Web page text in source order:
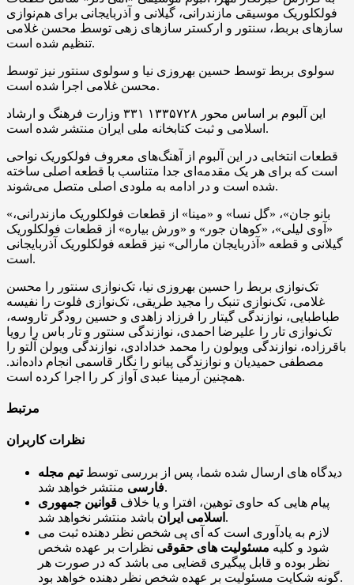
فولکلوریک موسیقی مازندرانی، گیلانی و آذربایجانی برای هم‌نوازی
سازهای بربط، سنتور و ارکستر سازهای زهی توسط محسن غلامی
تنظیم شده است.
سولوی بربط توسط حسین بهروزی نیا و سولوی سنتور نیز توسط
محسن غلامی اجرا شده است.
این آلبوم بر اساس محور ۱۳۳۵۷۲۸ ۳۳۱ وزارت فرهنگ و ارشاد
اسلامی و ثبت کتابخانه ملی ایران منتشر شده است.
قطعات انتخابی در این آلبوم از آهنگ‌های معروف فولکوریک نواحی
است که برای هر یک مقدمه‌ای جدا متناسب با قطعه اصلی ساخته
شده است و در ادامه به ملودی اصلی متصل می‌شوند.
«بانو جان»، «گل نسا» و «مینا» از قطعات فولکلوریک مازندرانی،
«آوی لیلی»، «کوهان جور» و «ورش بیاره» از قطعات فولکلوریک
گیلانی و قطعه «آذربایجان مارالی» نیز قطعه فولکلوریک آذربایجانی
است.
تک‌نوازی بربط را حسین بهروزی نیا، تک‌نوازی سنتور را محسن
غلامی، تک‌نوازی تنبک را مجید طریقی، تک‌نوازی فلوت را نفیسه
طباطبایی، نوازندگی گیتار را فرزاد زاهدی و حسین رودگر تاروسه،
تک‌نوازی تار را علیرضا احمدی، نوازندگی سنتور و تار باس را رویا
باقرزاده، نوازندگی ویولون را محمد خدادادی، نوازندگی ویولن آلتو را
مصطفی حمیدیان و نوازندگی پیانو را نگار قاسمی انجام داده‌اند.
همچنین آرمینا عبدی آواز کر را اجرا کرده است.
مرتبط
نظرات کاربران
دیدگاه های ارسال شده شما، پس از بررسی توسطتیم مجله
فارسیمنتشر خواهد شد.
پیام هایی که حاوی توهین، افترا و یا خلاف قوانین جمهوری
اسلامی ایران باشد منتشر نخواهد شد.
لازم به یادآوری است که آی پی شخص نظر دهنده ثبت می
شود و کلیه مسئولیت های حقوقی نظرات بر عهده شخص
نظر بوده و قابل پیگیری قضایی می باشد که در صورت هر
گونه شکایت مسئولیت بر عهده شخص نظر دهنده خواهد بود.